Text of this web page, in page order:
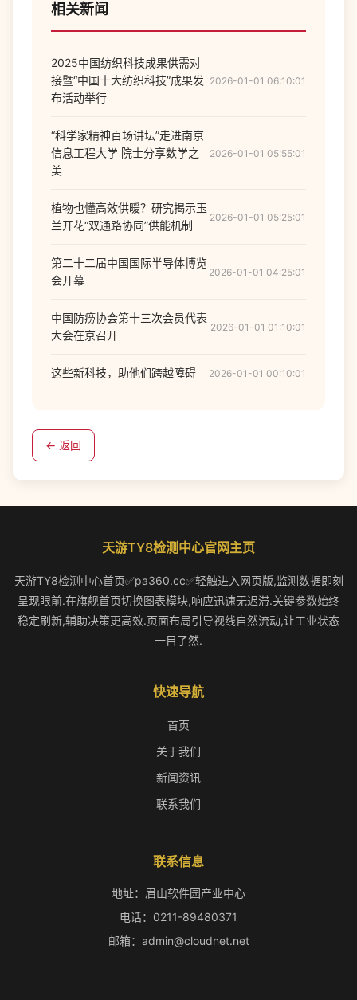
相关新闻
2025中国纺织科技成果供需对
接暨“中国十大纺织科技”成果发
布活动举行
2026-01-01 06:10:01
“科学家精神百场讲坛”走进南京
信息工程大学 院士分享数学之
美
2026-01-01 05:55:01
植物也懂高效供暖？研究揭示玉
兰开花“双通路协同”供能机制
2026-01-01 05:25:01
第二十二届中国国际半导体博览
会开幕
2026-01-01 04:25:01
中国防痨协会第十三次会员代表
大会在京召开
2026-01-01 01:10:01
这些新科技，助他们跨越障碍 2026-01-01 00:10:01
← 返回
天游TY8检测中心官网主页
天游TY8检测中心首页✅pa360.cc✅轻触进入网页版,监测数据即刻
呈现眼前.在旗舰首页切换图表模块,响应迅速无迟滞.关键参数始终
稳定刷新,辅助决策更高效.页面布局引导视线自然流动,让工业状态
一目了然.
快速导航
首页
关于我们
新闻资讯
联系我们
联系信息
地址：眉山软件园产业中心
电话：0211-89480371
邮箱：admin@cloudnet.net